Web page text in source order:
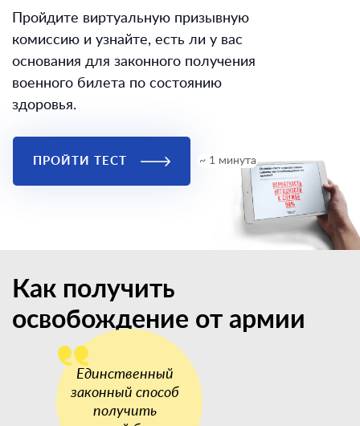
Пройдите виртуальную призывную
комиссию и узнайте, есть ли у вас
основания для законного получения
военного билета по состоянию
здоровья.
ПРОЙТИ ТЕСТ ~ 1 минута
Как получить
освобождение от армии